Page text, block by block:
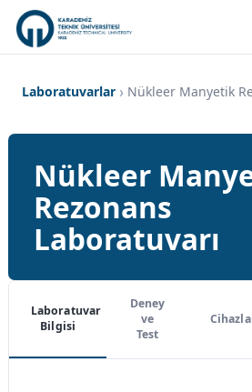
Laboratuvarlar Nükleer Manyetik
Nükleer
Rezonans
Laboratuvarı
Laboratuvar
Bilgisi
Deney
ve
Test